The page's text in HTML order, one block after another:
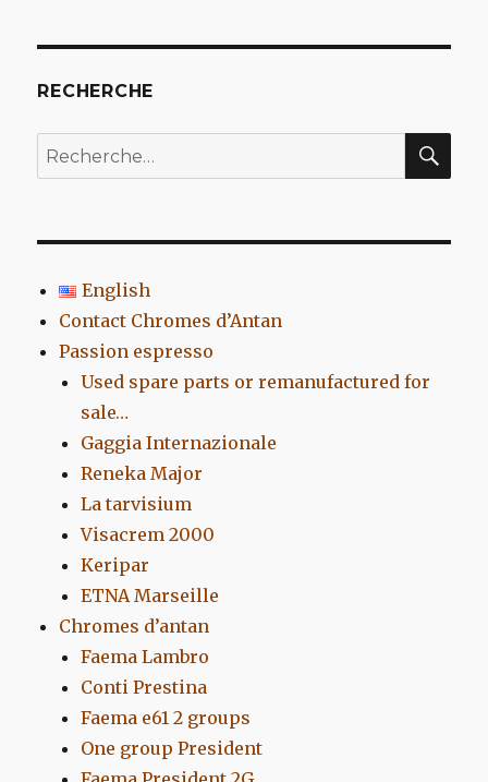
RECHERCHE
Recherche
pour
English
Contact Chromes d’Antan
Passion espresso
Used spare parts or remanufactured for
sale…
Gaggia Internazionale
Reneka Major
La tarvisium
Visacrem 2000
Keripar
ETNA Marseille
Chromes d’antan
Faema Lambro
Conti Prestina
Faema e61 2 groups
One group President